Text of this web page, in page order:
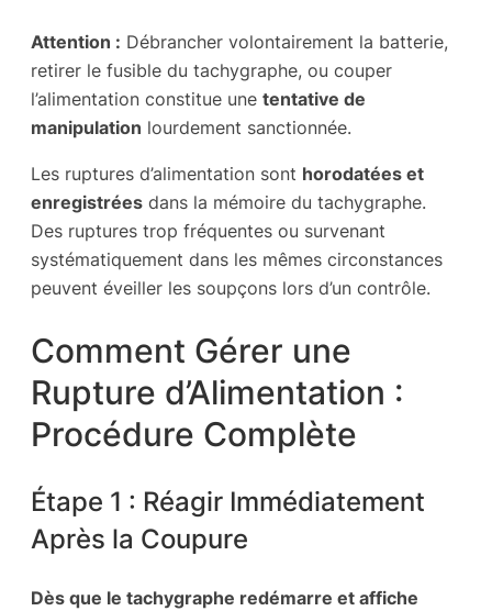
Attention : Débrancher volontairement la batterie,
retirer le fusible du tachygraphe, ou couper
l’alimentation constitue une tentative de
manipulation lourdement sanctionnée.
Les ruptures d’alimentation sont horodatées et
enregistrées dans la mémoire du tachygraphe.
Des ruptures trop fréquentes ou survenant
systématiquement dans les mêmes circonstances
peuvent éveiller les soupçons lors d’un contrôle.
Comment Gérer une
Rupture d’Alimentation :
Procédure Complète
Étape 1 : Réagir Immédiatement
Après la Coupure
Dès que le tachygraphe redémarre et affiche